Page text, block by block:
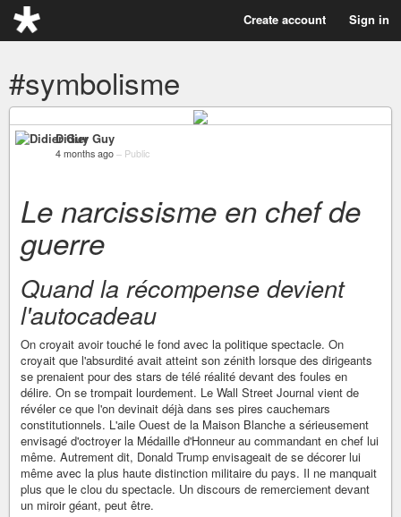
Create account Sign in
#symbolisme
Didier Guy
4 months ago – Public
Le narcissisme en chef de
guerre
Quand la récompense devient
l'autocadeau
On croyait avoir touché le fond avec la politique spectacle. On
croyait que l'absurdité avait atteint son zénith lorsque des dirigeants
se prenaient pour des stars de télé réalité devant des foules en
délire. On se trompait lourdement. Le Wall Street Journal vient de
révéler ce que l'on devinait déjà dans ses pires cauchemars
constitutionnels. L'aile Ouest de la Maison Blanche a sérieusement
envisagé d'octroyer la Médaille d'Honneur au commandant en chef lui
même. Autrement dit, Donald Trump envisageait de se décorer lui
même avec la plus haute distinction militaire du pays. Il ne manquait
plus que le clou du spectacle. Un discours de remerciement devant
un miroir géant, peut être.